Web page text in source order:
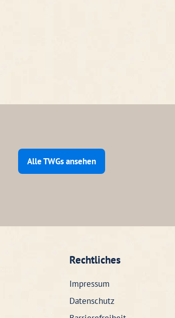
Alle TWGs ansehen
Rechtliches
Impressum
Datenschutz